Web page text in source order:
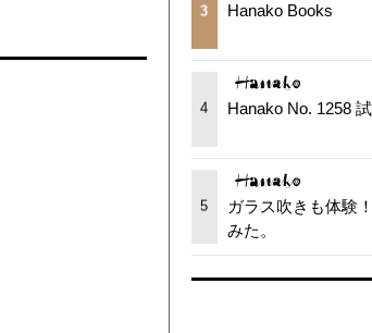
3 Hanako Books
4 Hanako No. 1258
5
ガラス吹きも体験
みた。